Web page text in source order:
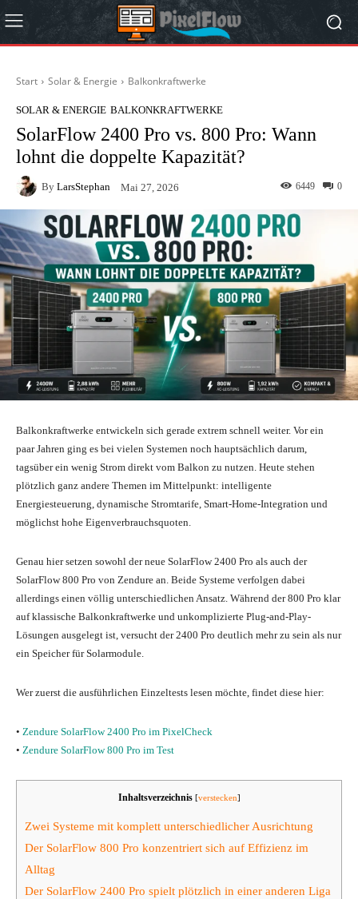
Start Solar & Energie Balkonkraftwerke
SOLAR & ENERGIE BALKONKRAFTWERKE
SolarFlow 2400 Pro vs. 800 Pro: Wann
lohnt die doppelte Kapazität?
By LarsStephan Mai 27, 2026 0
6449
Balkonkraftwerke entwickeln sich gerade extrem schnell weiter. Vor ein
paar Jahren ging es bei vielen Systemen noch hauptsächlich darum,
tagsüber ein wenig Strom direkt vom Balkon zu nutzen. Heute stehen
plötzlich ganz andere Themen im Mittelpunkt: intelligente
Energiesteuerung, dynamische Stromtarife, Smart-Home-Integration und
möglichst hohe Eigenverbrauchsquoten.
Genau hier setzen sowohl der neue SolarFlow 2400 Pro als auch der
SolarFlow 800 Pro von Zendure an. Beide Systeme verfolgen dabei
allerdings einen völlig unterschiedlichen Ansatz. Während der 800 Pro klar
auf klassische Balkonkraftwerke und unkomplizierte Plug-and-Play-
Lösungen ausgelegt ist, versucht der 2400 Pro deutlich mehr zu sein als nur
ein Speicher für Solarmodule.
Wer zuerst die ausführlichen Einzeltests lesen möchte, findet diese hier:
• Zendure SolarFlow 2400 Pro im PixelCheck
• Zendure SolarFlow 800 Pro im Test
Inhaltsverzeichnis [verstecken]
Zwei Systeme mit komplett unterschiedlicher Ausrichtung
Der SolarFlow 800 Pro konzentriert sich auf Effizienz im
Alltag
Der SolarFlow 2400 Pro spielt plötzlich in einer anderen Liga